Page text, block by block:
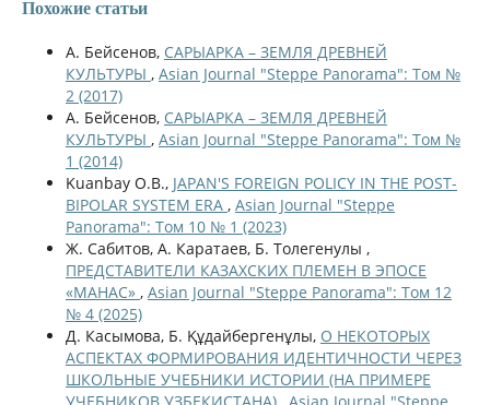
Похожие статьи
А. Бейсенов, САРЫАРКА – ЗЕМЛЯ ДРЕВНЕЙ
КУЛЬТУРЫ , Asian Journal "Steppe Panorama": Том №
2 (2017)
А. Бейсенов, САРЫАРКА – ЗЕМЛЯ ДРЕВНЕЙ
КУЛЬТУРЫ , Asian Journal "Steppe Panorama": Том №
1 (2014)
Kuanbay O.B., JAPAN'S FOREIGN POLICY IN THE POST-
BIPOLAR SYSTEM ERA , Asian Journal "Steppe
Panorama": Том 10 № 1 (2023)
Ж. Сабитов, А. Каратаев, Б. Толегенулы ,
ПРЕДСТАВИТЕЛИ КАЗАХСКИХ ПЛЕМЕН В ЭПОСЕ
«МАНАС» , Asian Journal "Steppe Panorama": Том 12
№ 4 (2025)
Д. Касымова, Б. Құдайбергенұлы, О НЕКОТОРЫХ
АСПЕКТАХ ФОРМИРОВАНИЯ ИДЕНТИЧНОСТИ ЧЕРЕЗ
ШКОЛЬНЫЕ УЧЕБНИКИ ИСТОРИИ (НА ПРИМЕРЕ